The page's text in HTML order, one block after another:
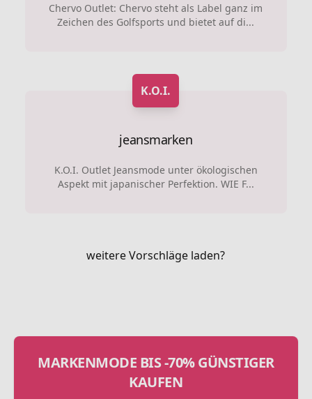
Chervo Outlet: Chervo steht als Label ganz im
Zeichen des Golfsports und bietet auf di...
K.O.I.
jeansmarken
K.O.I. Outlet Jeansmode unter ökologischen
Aspekt mit japanischer Perfektion. WIE F...
weitere Vorschläge laden?
MARKENMODE BIS -70% GÜNSTIGER
KAUFEN